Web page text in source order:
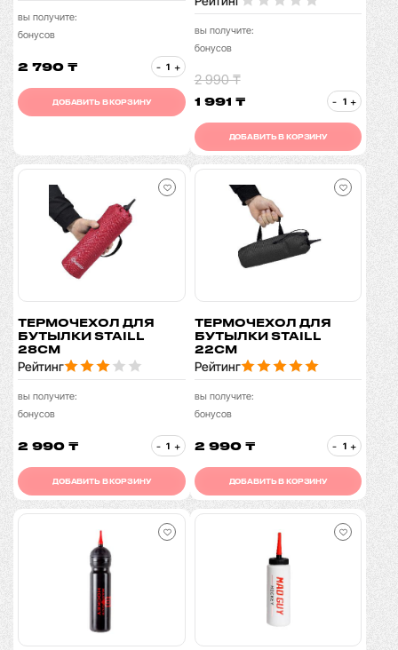
вы получите:
бонусов
2 790 ₸ - +
ДОБАВИТЬ В КОРЗИНУ
вы получите:
бонусов
2 990 ₸
1 991 ₸ - +
ДОБАВИТЬ В КОРЗИНУ
ТЕРМОЧЕХОЛ ДЛЯ
БУТЫЛКИ STAILL
28СМ
Рейтинг
вы получите:
бонусов
2 990 ₸ - +
ДОБАВИТЬ В КОРЗИНУ
ТЕРМОЧЕХОЛ ДЛЯ
БУТЫЛКИ STAILL
22СМ
Рейтинг
вы получите:
бонусов
2 990 ₸ - +
ДОБАВИТЬ В КОРЗИНУ